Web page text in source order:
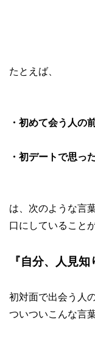
たとえば、
・初めて会う人の
・初デートで思っ
は、次のような言
口にしていること
『自分、人見知
初対面で出会う人
ついついこんな言